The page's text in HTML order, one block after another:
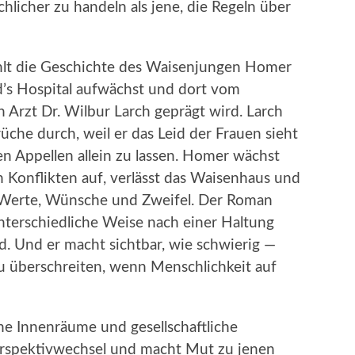
zu handeln als jene, die Regeln über
die Geschichte des Waisenjungen Homer
Hospital aufwächst und dort vom
Arzt Dr. Wilbur Larch geprägt wird. Larch
durch, weil er das Leid der Frauen sieht
Appellen allein zu lassen. Homer wächst
auf, verlässt das Waisenhaus und
Wünsche und Zweifel. Der Roman
Weise nach einer Haltung
Und er macht sichtbar, wie schwierig —
überschreiten, wenn Menschlichkeit auf
Innenräume und gesellschaftliche
und macht Mut zu jenen